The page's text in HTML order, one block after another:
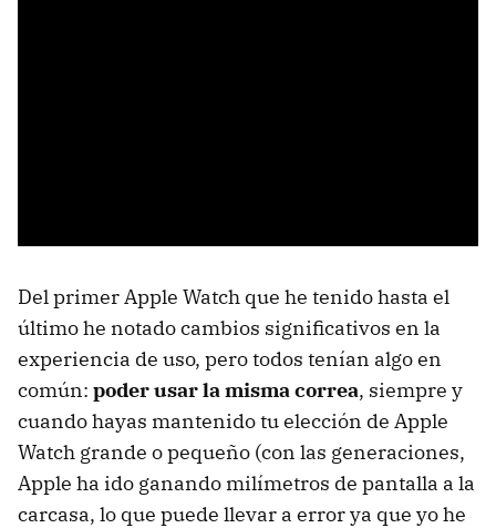
Del primer Apple Watch que he tenido hasta el
último he notado cambios significativos en la
experiencia de uso, pero todos tenían algo en
común: poder usar la misma correa, siempre y
cuando hayas mantenido tu elección de Apple
Watch grande o pequeño (con las generaciones,
Apple ha ido ganando milímetros de pantalla a la
carcasa, lo que puede llevar a error ya que yo he